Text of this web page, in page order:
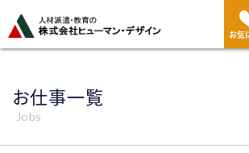
お気
お仕事一覧
Jobs
ジ
ト